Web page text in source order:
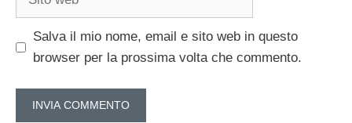
Salva il mio nome, email e sito web in questo
browser per la prossima volta che commento.